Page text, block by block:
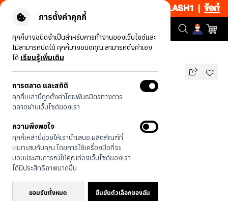
การตั้งค่าคุกกี้
คุกกี้บางชนิดจำเป็นสำหรับการทำงานของเว็บไซต์และ
ไม่สามารถปิดได้ คุกกี้บางชนิดคุณ สามารถตั้งค่าเอง
ได้ เรียนรู้เพิ่มเติม
การตลาด และสถิติ
คุกกี้เหล่านี้ถูกตั้งค่าโดยพันธมิตรทางการ
ตลาดผ่านเว็บไซต์ของเรา
ความพึงพอใจ
คุกกี้เหล่านี้ช่วยให้เรานำเสนอ ผลิตภัณฑ์ที่
เหมาะสมกับคุณ โดยการใช้เครื่องมือที่จะ
มอบประสบการณ์ให้คุณท่องเว็บไซต์ของเรา
ได้มีประสิทธิภาพมากขึ้น
ยอมรับทั้งหมด ยืนยันตัวเลือกของฉัน
งช้อป 1 ชิ้น เริ่มคืนนี้ 19.00-00.00 โค้ด: CCFLASH1| ข้อกำหน
รุ่นทั้งหมด โกลเด้นน้อยว่ายน้ำ
โกลเด้นน้อยว่ายน้ำ
590 บาท
ประหยัดไป 200
🔥 ลด 200.- ขั้นต่ำ 1,000.- โค้ด:
EOSS200